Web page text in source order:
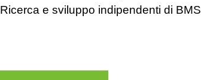
Ricerca e sviluppo indipendenti di BMS